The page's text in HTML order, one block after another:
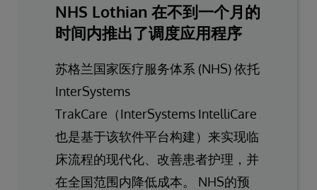
NHS Lothian 在不到一个月的
时间内推出了调度应用程序
苏格兰国家医疗服务体系 (NHS) 依托
InterSystems
TrakCare（InterSystems IntelliCare
也是基于该软件平台构建）来实现临
床流程的现代化、改善患者护理，并
在全国范围内降低成本。 NHS的预